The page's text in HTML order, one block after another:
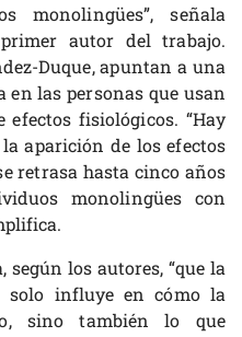
monolingües”, señala
autor del trabajo.
Duque, apuntan a una
las personas que usan
fisiológicos. “Hay
aparición de los efectos
retrasa hasta cinco años
monolingües con
según los autores, “que la
solo influye en cómo la
sino también lo que